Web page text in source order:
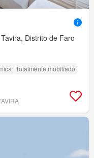
Distrito de Faro
Totalmente mobiliado